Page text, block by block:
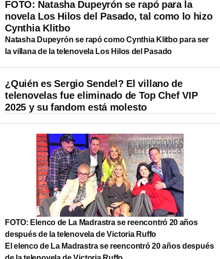
FOTO: Natasha Dupeyrón se rapó para la
novela Los Hilos del Pasado, tal como lo hizo
Cynthia Klitbo
Natasha Dupeyrón se rapó como Cynthia Klitbo para ser
la villana de la telenovela Los Hilos del Pasado
¿Quién es Sergio Sendel? El villano de
telenovelas fue eliminado de Top Chef VIP
2025 y su fandom está molesto
FOTO: Elenco de La Madrastra se reencontró 20 años
después de la telenovela de Victoria Ruffo
El elenco de La Madrastra se reencontró 20 años después